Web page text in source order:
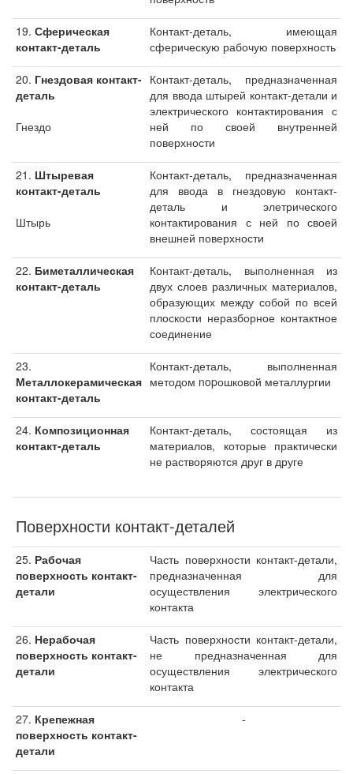
19. Сферическая
контакт-деталь
Контакт-деталь, имеющая
сферическую рабочую поверхность
20. Гнездовая контакт-
деталь
Гнездо
Контакт-деталь, предназначенная
для ввода штырей контакт-детали и
электрического контактирования с
ней по своей внутренней
поверхности
21. Штыревая
контакт-деталь
Штырь
Контакт-деталь, предназначенная
для ввода в гнездовую контакт-
деталь и элетрического
контактирования с ней по своей
внешней поверхности
22. Биметаллическая
контакт-деталь
Контакт-деталь, выполненная из
двух слоев различных материалов,
образующих между собой по всей
плоскости неразборное контактное
соединение
23.
Металлокерамическая
контакт-деталь
Контакт-деталь, выполненная
методом nopошковой металлургии
24. Композиционная
контакт-деталь
Контакт-деталь, состоящая из
материалов, которые практически
не растворяются друг в друге
Поверхности контакт-деталей
25. Рабочая
поверхность контакт-
детали
Часть поверхности контакт-детали,
предназначенная для
осуществления электрического
контакта
26. Нерабочая
поверхность контакт-
детали
Часть поверхности контакт-детали,
не предназначенная для
осуществления электрического
контакта
27. Крепежная
поверхность контакт-
детали
-